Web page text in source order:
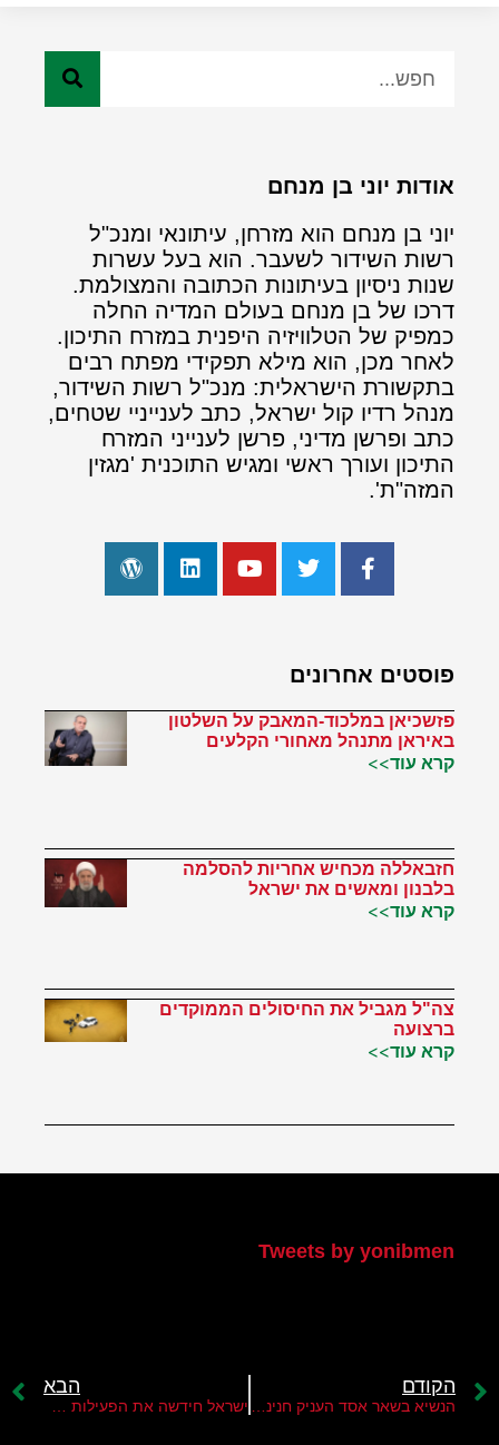
אודות יוני בן מנחם
יוני בן מנחם הוא מזרחן, עיתונאי ומנכ"ל
רשות השידור לשעבר. הוא בעל עשרות
שנות ניסיון בעיתונות הכתובה והמצולמת.
דרכו של בן מנחם בעולם המדיה החלה
כמפיק של הטלוויזיה היפנית במזרח התיכון.
לאחר מכן, הוא מילא תפקידי מפתח רבים
בתקשורת הישראלית: מנכ"ל רשות השידור,
מנהל רדיו קול ישראל, כתב לענייניי שטחים,
כתב ופרשן מדיני, פרשן לענייני המזרח
התיכון ועורך ראשי ומגיש התוכנית 'מגזין
המזה"ת'.
פוסטים אחרונים
פזשכיאן במלכוד-המאבק על השלטון
באיראן מתנהל מאחורי הקלעים
קרא עוד>>
חזבאללה מכחיש אחריות להסלמה
בלבנון ומאשים את ישראל
קרא עוד>>
צה"ל מגביל את החיסולים הממוקדים
ברצועה
קרא עוד>>
Tweets by yonibmen
הקודם הבא